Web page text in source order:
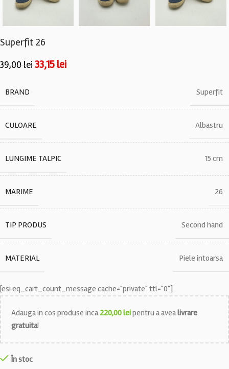
Superfit 26
39,00lei33,15 lei
BRAND Superfit
CULOARE Albastru
LUNGIME TALPIC 15 cm
MARIME 26
TIP PRODUS Second hand
MATERIAL Piele intoarsa
[esi eq_cart_count_message cache="private" ttl="0"]
Adauga in cos produse inca220,00leipentru a avealivrare
gratuita!
În stoc